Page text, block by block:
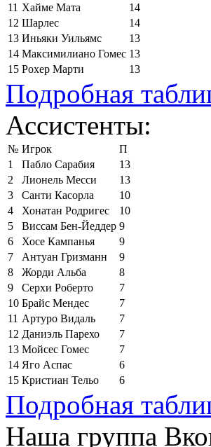
11 Хайме Мата
14
12 Шарлес
14
13 Иньяки Уильямс
13
14 Максимилиано Гомес 13
15 Рохер Марти 13
Подробная
Ассистенты:
№ Игрок
П
1
Пабло Сарабия
13
2
Лионель Месси
13
3
Санти Касорла
10
4
Хонатан Родригес
10
5
Виссам Бен-Йеддер 9
6
Хосе Кампанья
9
7
Антуан Гризманн
9
8
Жорди Альба
8
9
Серхи Роберто
7
10 Брайс Мендес
7
11 Артуро Видаль
7
12 Даниэль Парехо
7
13 Мойсес Гомес
7
14 Яго Аспас
6
15 Кристиан Тельо 6
Подробная
Наша группа